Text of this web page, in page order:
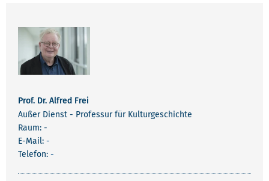
Prof. Dr. Alfred Frei
Außer Dienst - Professur für Kulturgeschichte
Raum: -
E-Mail: -
Telefon: -